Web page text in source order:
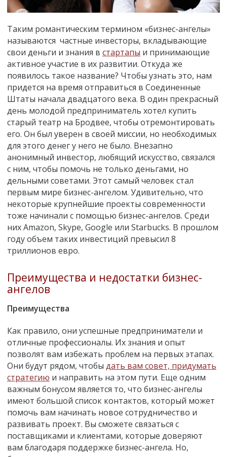
Таким романтическим термином «бизнес-ангелы»
называются частные инвесторы, вкладывающие
свои деньги и знания в стартапы и принимающие
активное участие в их развитии. Откуда же
появилось такое название? Чтобы узнать это, нам
придется на время отправиться в Соединенные
Штаты начала двадцатого века. В один прекрасный
день молодой предприниматель хотел купить
старый театр на Бродвее, чтобы отремонтировать
его. Он был уверен в своей миссии, но необходимых
для этого денег у него не было. Внезапно
анонимный инвестор, любящий искусство, связался
с ним, чтобы помочь не только деньгами, но
дельными советами. Этот самый человек стал
первым мире бизнес-ангелом. Удивительно, что
некоторые крупнейшие проекты современности
тоже начинали с помощью бизнес-ангелов. Среди
них Amazon, Skype, Google или Starbucks. В прошлом
году объем таких инвестиций превысил 8
триллионов евро.
Преимущества и недостатки бизнес-
ангелов
Преимущества
Как правило, они успешные предприниматели и
отличные профессионалы. Их знания и опыт
позволят вам избежать проблем на первых этапах.
Они будут рядом, чтобы дать вам совет, придумать
стратегию и направить на этом пути. Еще одним
важным бонусом является то, что бизнес-ангелы
имеют большой список контактов, который может
помочь вам начинать новое сотрудничество и
развивать проект. Вы сможете связаться с
поставщиками и клиентами, которые доверяют
вам благодаря поддержке бизнес-ангела. Но,